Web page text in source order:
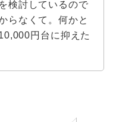
検討しているので
らなくて。何かと
円台に抑えた